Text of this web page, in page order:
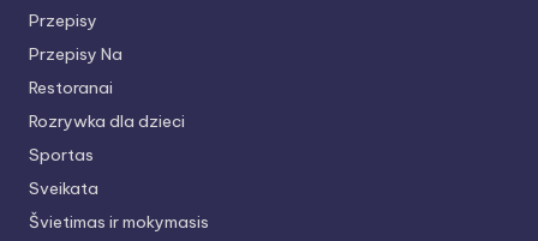
Przepisy
Przepisy Na
Restoranai
Rozrywka dla dzieci
Sportas
Sveikata
Švietimas ir mokymasis